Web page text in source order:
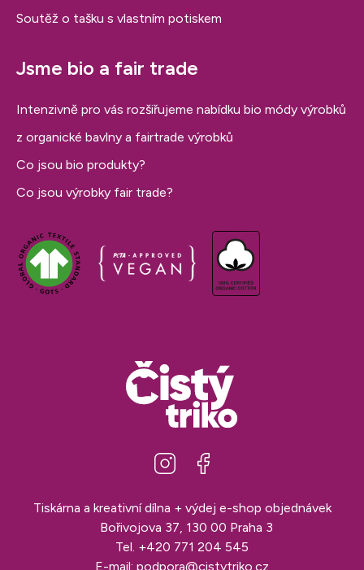
Soutěž o tašku s vlastním potiskem
Jsme bio a fair trade
Intenzivně pro vás rozšiřujeme nabídku bio módy výrobků
z organické bavlny a fairtrade výrobků
Co jsou bio produkty?
Co jsou výrobky fair trade?
Tiskárna a kreativní dílna + výdej e-shop objednávek
Bořivojova 37, 130 00 Praha 3
Tel. +420 771 204 545
E-mail: podpora@cistytriko.cz